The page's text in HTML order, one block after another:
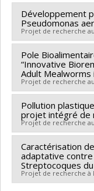
bioalimentaire
appliquée,
adaptation
- Codirectrice
autres
Chercheur
Co-chercheurs :
Sources de
Programmes de
Développement
Pseudomonas
Projet de recherche au
Chercheur
Co-chercheurs :
Sources de
québécois sur la
Programmes de
Pole
“Innovative
Adult Mealworms
Projet de recherche au
Chercheur
Co-chercheurs :
Sources de
du Québec -
Programmes de
d'innovation-
Pollution
projet intégré de
Projet de recherche au
Chercheur
- Faculté de
Montréal (FMV-
Caractérisation
adaptative contre
Streptocoques
Projet de recherche à